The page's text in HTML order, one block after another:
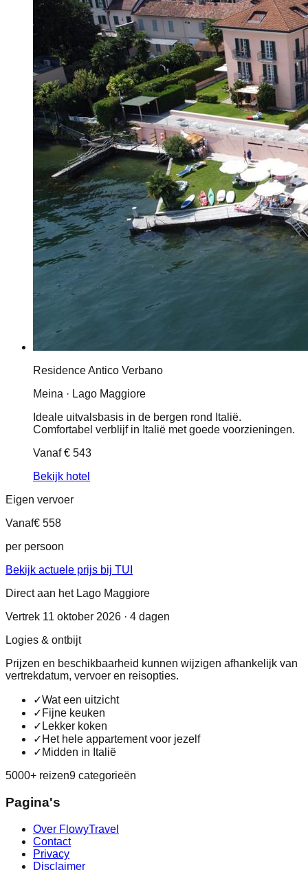
Residence Antico Verbano
Meina · Lago Maggiore
Ideale uitvalsbasis in de bergen rond Italië.
Comfortabel verblijf in Italië met goede voorzieningen.
Vanaf€ 543
Bekijk hotel
Eigen vervoer
Vanaf€ 558
per persoon
Bekijk actuele prijs bij TUI
Direct aan het Lago Maggiore
Vertrek 11 oktober 2026 · 4 dagen
Logies & ontbijt
Prijzen en beschikbaarheid kunnen wijzigen afhankelijk van
vertrekdatum, vervoer en reisopties.
✓Wat een uitzicht
✓ Fijne keuken
✓ Lekker koken
✓ Het hele appartement voor jezelf
✓ Midden in Italië
5000+ reizen9 categorieën
Pagina's
Over FlowyTravel
Contact
Privacy
Disclaimer